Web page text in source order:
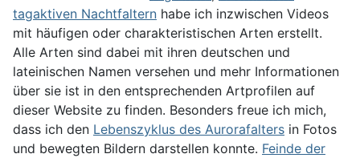
tagaktiven Nachtfaltern habe ich inzwischen Videos
mit häufigen oder charakteristischen Arten erstellt.
Alle Arten sind dabei mit ihren deutschen und
lateinischen Namen versehen und mehr Informationen
über sie ist in den entsprechenden Artprofilen auf
dieser Website zu finden. Besonders freue ich mich,
dass ich den Lebenszyklus des Aurorafalters in Fotos
und bewegten Bildern darstellen konnte. Feinde der